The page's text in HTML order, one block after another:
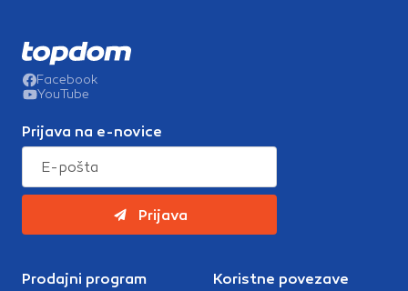
Facebook
YouTube
Prijava na e-novice
Prijava
Prodajni program Koristne povezave